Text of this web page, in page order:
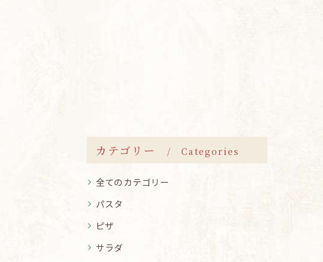
カテゴリー Categories
全てのカテゴリー
パスタ
ピザ
サラダ